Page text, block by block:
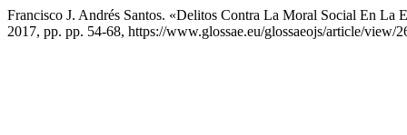
Francisco J. Andrés Santos. «Delitos Contra La Moral Social En La
2017, pp. pp. 54-68, https://www.glossae.eu/glossaeojs/article/view/